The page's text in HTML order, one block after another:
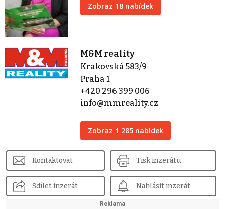
Zobraz 18 nabídek
M&M reality
Krakovská 583/9
Praha 1
+420 296 399 006
info@mmreality.cz
Zobraz 1 285 nabídek
Kontaktovat Tisk inzerátu
Sdílet inzerát Nahlásit inzerát